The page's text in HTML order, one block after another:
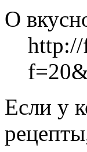
О
Если у